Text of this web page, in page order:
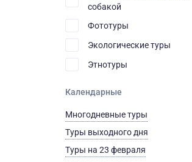
собакой
Фототуры
Экологические туры
Этнотуры
Календарные
Многодневные туры
Туры выходного дня
Туры на 23 февраля